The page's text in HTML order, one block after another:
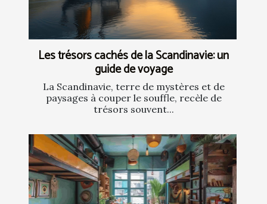
Les trésors cachés de la Scandinavie: un
guide de voyage
La Scandinavie, terre de mystères et de
paysages à couper le souffle, recèle de
trésors souvent...